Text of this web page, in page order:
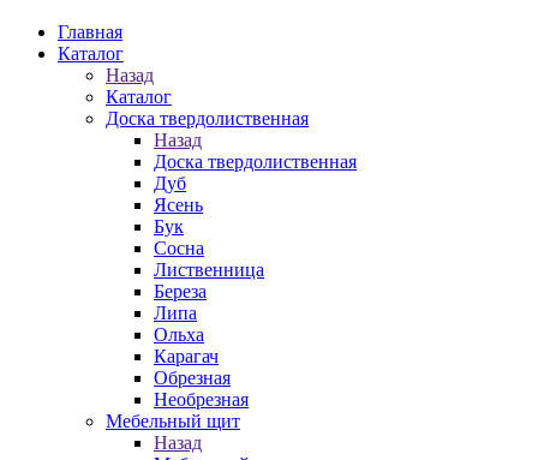
Главная
Каталог
Назад
Каталог
Доска твердолиственная
Назад
Доска твердолиственная
Дуб
Ясень
Бук
Сосна
Лиственница
Береза
Липа
Ольха
Карагач
Обрезная
Необрезная
Мебельный щит
Назад